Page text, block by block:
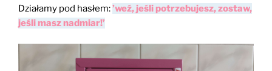
Działamy pod hasłem:’weź, jeśli potrzebujesz, zostaw,
jeśli masz nadmiar!’